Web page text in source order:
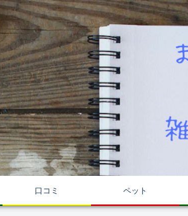
口コミ ペット